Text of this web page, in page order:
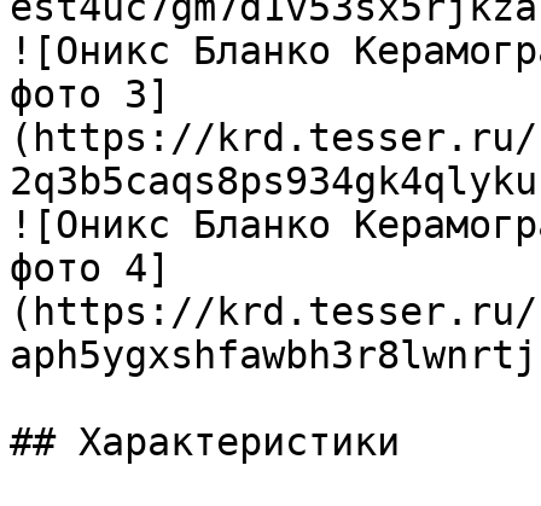
![Оникс Бланко
фото 3]
(https://krd.tesser.ru/
![Оникс Бланко
фото 4]
(https://krd.tesser.ru/
## Характеристики